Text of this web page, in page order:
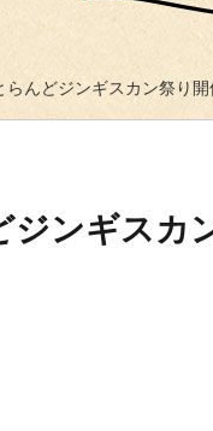
らんどジンギスカン祭り開
ジンギスカ